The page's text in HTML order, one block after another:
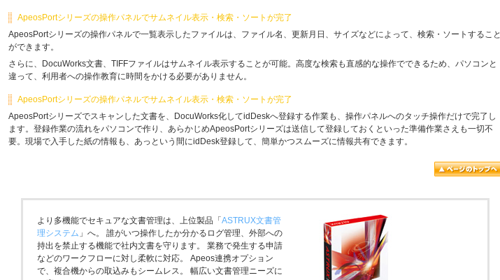
ApeosPortシリーズの操作パネルでサムネイル表示・検索・ソートが完了
ApeosPortシリーズの操作パネルで一覧表示したファイルは、ファイル名、更新月日、サイズなどによって、検索・ソートすること
ができます。
さらに、DocuWorks文書、TIFFファイルはサムネイル表示することが可能。高度な検索も直感的な操作でできるため、パソコンと
違って、利用者への操作教育に時間をかける必要がありません。
ApeosPortシリーズの操作パネルでサムネイル表示・検索・ソートが完了
ApeosPortシリーズでスキャンした文書を、DocuWorks化してidDeskへ登録する作業も、操作パネルへのタッチ操作だけで完了し
ます。登録作業の流れをパソコンで作り、あらかじめApeosPortシリーズは送信して登録しておくといった準備作業さえも一切不
要。現場で入手した紙の情報も、あっという間にidDesk登録して、簡単かつスムーズに情報共有できます。
より多機能でセキュアな文書管理は、上位製品「 ASTRUX文書管
理システム 」へ。 誰がいつ操作したか分かるログ管理、外部への
持出を禁止する機能で社内文書を守ります。 業務で発生する申請
などのワークフローに対し柔軟に対応。 Apeos連携オプション
で、複合機からの取込みもシームレス。 幅広い文書管理ニーズに